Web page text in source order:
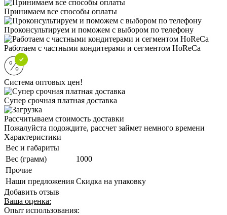
Принимаем все способы оплаты
Проконсультируем и поможем с выбором по телефону
Работаем с частными кондитерами и сегментом HoReCa
Система оптовых цен!
Супер срочная платная доставка
Рассчитываем стоимость доставки
Пожалуйста подождите, рассчет займет немного времени
Характеристики
Вес и габариты
Вес (грамм)
1000
Прочие
Наши предложения Скидка на упаковку
Добавить отзыв
Ваша оценка:
Опыт использования: